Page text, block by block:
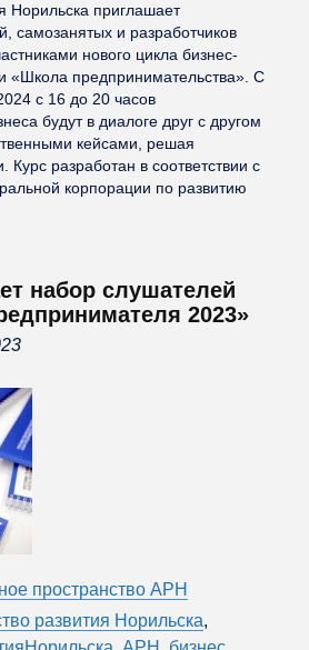
Норильска приглашает
самозанятых и разработчиков
нового цикла бизнес-
«Школа предпринимательства». С
с 16 до 20 часов
будут в диалоге друг с другом
кейсами, решая
Курс разработан в соответствии с
корпорации по развитию
набор слушателей
2023»
пространство АРН
развития Норильска,